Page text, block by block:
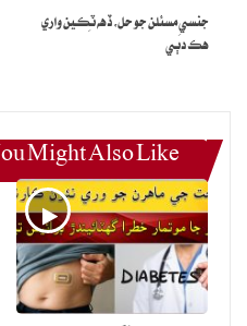
جنسي مسئلن جو حل، ڏهه ٽِڪين واري
هڪ دَٻي
Might Also Like